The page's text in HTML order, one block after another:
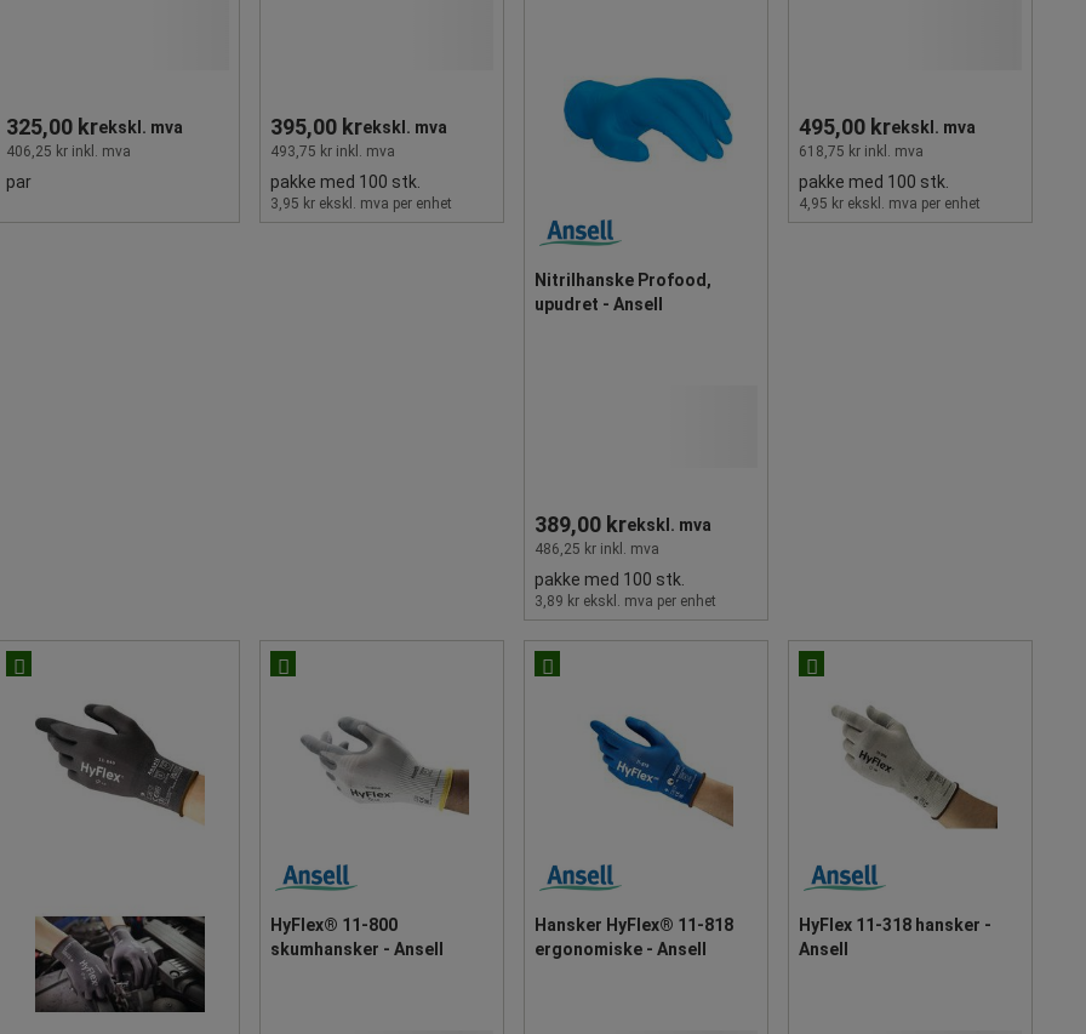
325,00 krekskl. mva
406,25 kr inkl. mva
par
395,00 krekskl. mva
493,75 kr inkl. mva
pakke med 100 stk.
3,95 kr ekskl. mva per enhet
Nitrilhanske Profood,
upudret - Ansell
389,00 krekskl. mva
486,25 kr inkl. mva
pakke med 100 stk.
3,89 kr ekskl. mva per enhet
495,00 krekskl. mva
618,75 kr inkl. mva
pakke med 100 stk.
4,95 kr ekskl. mva per enhet
HyFlex® 11-800
skumhansker - Ansell
Hansker HyFlex® 11-818
ergonomiske - Ansell
HyFlex 11-318 hansker -
Ansell